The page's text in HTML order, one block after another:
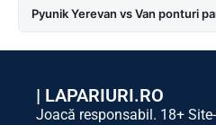
Pyunik Yerevan vs Van ponturi
| LAPARIURI.RO
Joacă responsabil. 18+